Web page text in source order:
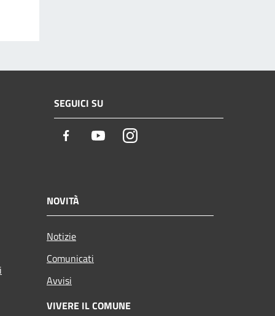
SEGUICI SU
Facebook YoutubeInstagram
NOVITÀ
Notizie
Comunicati
Avvisi
VIVERE IL COMUNE